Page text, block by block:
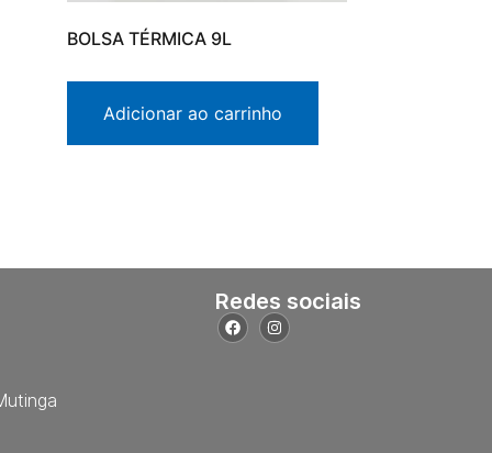
BOLSA TÉRMICA 9L
Adicionar ao carrinho
Redes sociais